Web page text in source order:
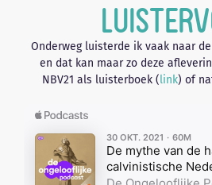
Onderweg luisterde ik vaak naar
en dat kan maar zo deze
NBV21 als luisterboek (link) of